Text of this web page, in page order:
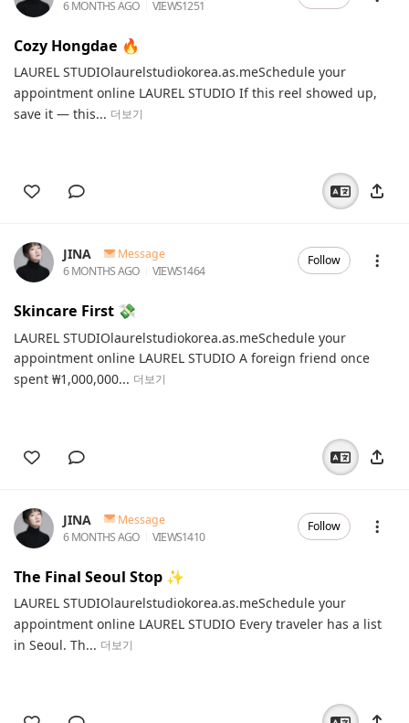
6 MONTHS AGO
VIEWS1251
Cozy Hongdae 🔥
LAUREL STUDIOlaurelstudiokorea.as.meSchedule your
appointment online LAUREL STUDIO If this reel showed up,
save it — this... 더보기
JINA
Message
6 MONTHS AGO
VIEWS1464
Follow
Skincare First 💸
LAUREL STUDIOlaurelstudiokorea.as.meSchedule your
appointment online LAUREL STUDIO A foreign friend once
spent ₩1,000,000... 더보기
JINA
Message
6 MONTHS AGO
VIEWS1410
Follow
The Final Seoul Stop ✨️
LAUREL STUDIOlaurelstudiokorea.as.meSchedule your
appointment online LAUREL STUDIO Every traveler has a list
in Seoul. Th... 더보기